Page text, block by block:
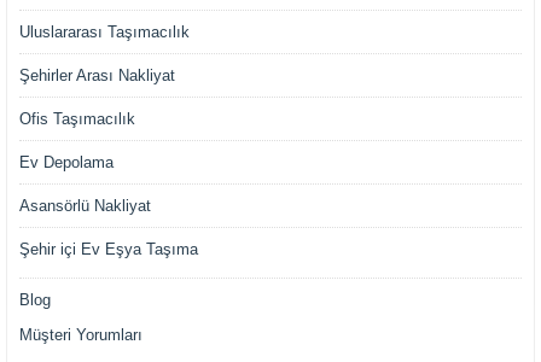
Uluslararası Taşımacılık
Şehirler Arası Nakliyat
Ofis Taşımacılık
Ev Depolama
Asansörlü Nakliyat
Şehir içi Ev Eşya Taşıma
Blog
Müşteri Yorumları